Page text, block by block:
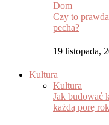
Dom
Czy to
pecha?
19 listopada,
Kultura
Kultura
Jak budować
każdą porę